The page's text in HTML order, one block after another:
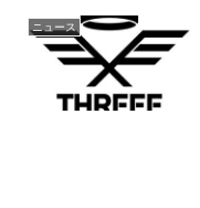
ニュース